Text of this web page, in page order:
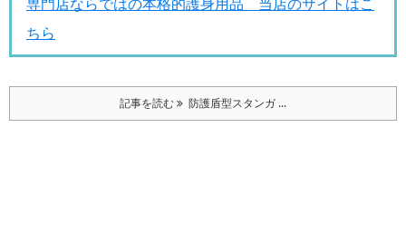
ちら
記事を読む 防護盾型スタンガ ...